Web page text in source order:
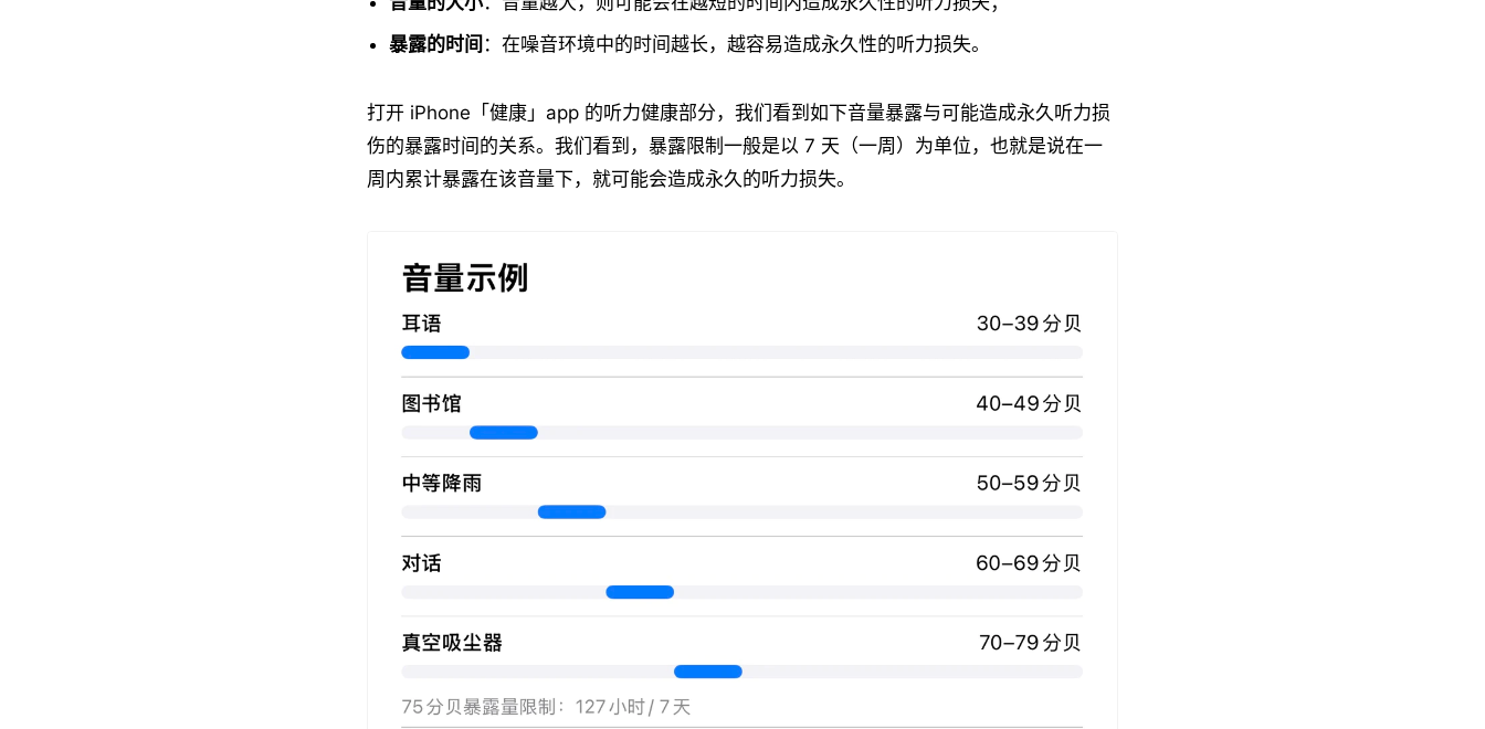
暴露的时间 ：在噪音环境中的时间越长，越容易造成永久性的听力损失。
打开 iPhone「健康」app 的听力健康部分，我们看到如下音量暴露与可能造成永久听力损
伤的暴露时间的关系。我们看到，暴露限制一般是以 7 天（一周）为单位，也就是说在一
周内累计暴露在该音量下，就可能会造成永久的听力损失。